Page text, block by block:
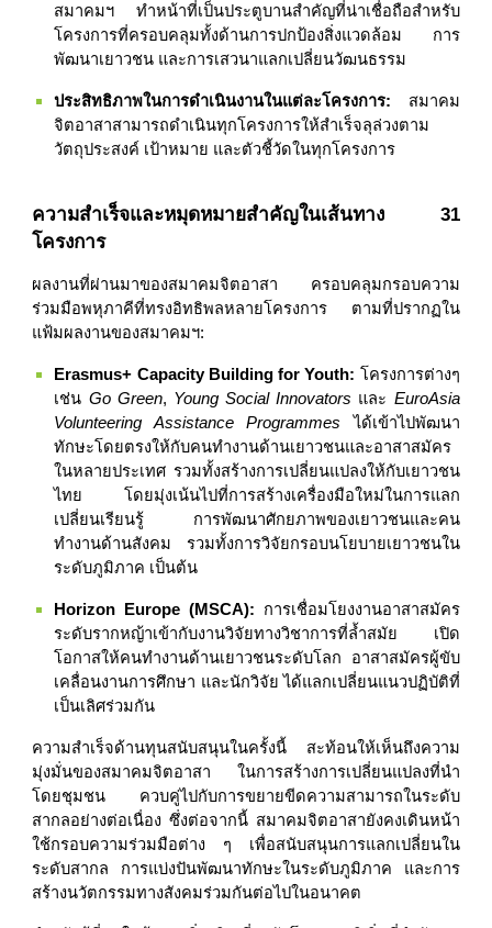
สมาคมฯ ทำหน้าที่เป็นประตูบานสำคัญที่น่าเชื่อถือสำหรับ
โครงการที่ครอบคลุมทั้งด้านการปกป้องสิ่งแวดล้อม การ
พัฒนาเยาวชน และการเสวนาแลกเปลี่ยนวัฒนธรรม
ประสิทธิภาพในการดำเนินงานในแต่ละโครงการ: สมาคม
จิตอาสาสามารถดำเนินทุกโครงการให้สำเร็จลุล่วงตาม
วัตถุประสงค์ เป้าหมาย และตัวชี้วัดในทุกโครงการ
ความสำเร็จและหมุดหมายสำคัญในเส้นทาง 31
โครงการ
ผลงานที่ผ่านมาของสมาคมจิตอาสา ครอบคลุมกรอบความ
ร่วมมือพหุภาคีที่ทรงอิทธิพลหลายโครงการ ตามที่ปรากฏใน
แฟ้มผลงานของสมาคมฯ:
Erasmus+ Capacity Building for Youth: โครงการต่างๆ
เช่น Go Green, Young Social Innovators และ EuroAsia
Volunteering Assistance Programmes ได้เข้าไปพัฒนา
ทักษะโดยตรงให้กับคนทำงานด้านเยาวชนและอาสาสมัคร
ในหลายประเทศ รวมทั้งสร้างการเปลี่ยนแปลงให้กับเยาวชน
ไทย โดยมุ่งเน้นไปที่การสร้างเครื่องมือใหม่ในการแลก
เปลี่ยนเรียนรู้ การพัฒนาศักยภาพของเยาวชนและคน
ทำงานด้านสังคม รวมทั้งการวิจัยกรอบนโยบายเยาวชนใน
ระดับภูมิภาค เป็นต้น
Horizon Europe (MSCA): การเชื่อมโยงงานอาสาสมัคร
ระดับรากหญ้าเข้ากับงานวิจัยทางวิชาการที่ล้ำสมัย เปิด
โอกาสให้คนทำงานด้านเยาวชนระดับโลก อาสาสมัครผู้ขับ
เคลื่อนงานการศึกษา และนักวิจัย ได้แลกเปลี่ยนแนวปฏิบัติที่
เป็นเลิศร่วมกัน
ความสำเร็จด้านทุนสนับสนุนในครั้งนี้ สะท้อนให้เห็นถึงความ
มุ่งมั่นของสมาคมจิตอาสา ในการสร้างการเปลี่ยนแปลงที่นำ
โดยชุมชน ควบคู่ไปกับการขยายขีดความสามารถในระดับ
สากลอย่างต่อเนื่อง ซึ่งต่อจากนี้ สมาคมจิตอาสายังคงเดินหน้า
ใช้กรอบความร่วมมือต่าง ๆ เพื่อสนับสนุนการแลกเปลี่ยนใน
ระดับสากล การแบ่งปันพัฒนาทักษะในระดับภูมิภาค และการ
สร้างนวัตกรรมทางสังคมร่วมกันต่อไปในอนาคต